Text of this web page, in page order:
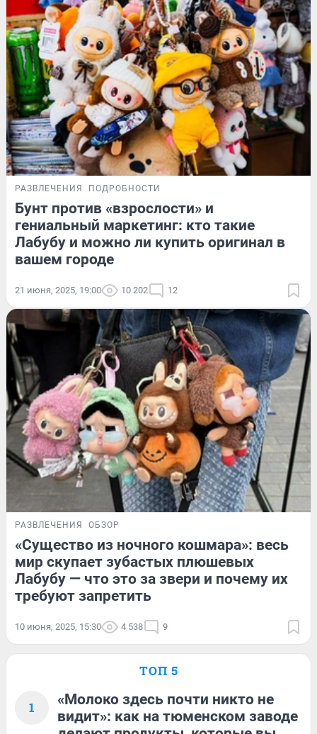
РАЗВЛЕЧЕНИЯ ПОДРОБНОСТИ
Бунт против «взрослости» и
гениальный маркетинг: кто такие
Лабубу и можно ли купить оригинал в
вашем городе
21 июня, 2025, 19:00 10 202 12
РАЗВЛЕЧЕНИЯ ОБЗОР
«Существо из ночного кошмара»: весь
мир скупает зубастых плюшевых
Лабубу — что это за звери и почему их
требуют запретить
10 июня, 2025, 15:30 4 538 9
ТОП 5
1
«Молоко здесь почти никто не
видит»: как на тюменском заводе